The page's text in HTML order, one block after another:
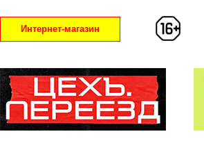
Интернет-магазин